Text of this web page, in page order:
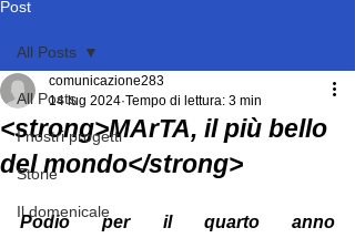
Post
All Posts
I nostri progetti
Storie
Il domenicale
All Posts
<strong>MArTA, il più bello
del mondo</strong>
comunicazione283
14 lug 2024 Tempo di lettura: 3 min
Podio per il quarto anno